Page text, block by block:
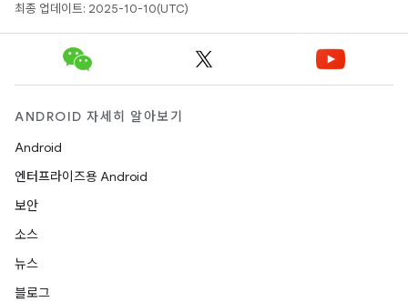
최종 업데이트: 2025-10-10(UTC)
ANDROID 자세히 알아보기
Android
엔터프라이즈용 Android
보안
소스
뉴스
블로그